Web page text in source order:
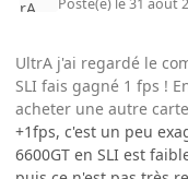
UltrA j'ai regardé le
SLI fais gagné 1 fps !
acheter une autre
+1fps, c'est un peu
6600GT en SLI est